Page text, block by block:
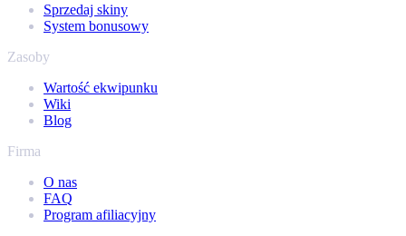
Sprzedaj skiny
System bonusowy
Zasoby
Wartość ekwipunku
Wiki
Blog
Firma
O nas
FAQ
Program afiliacyjny